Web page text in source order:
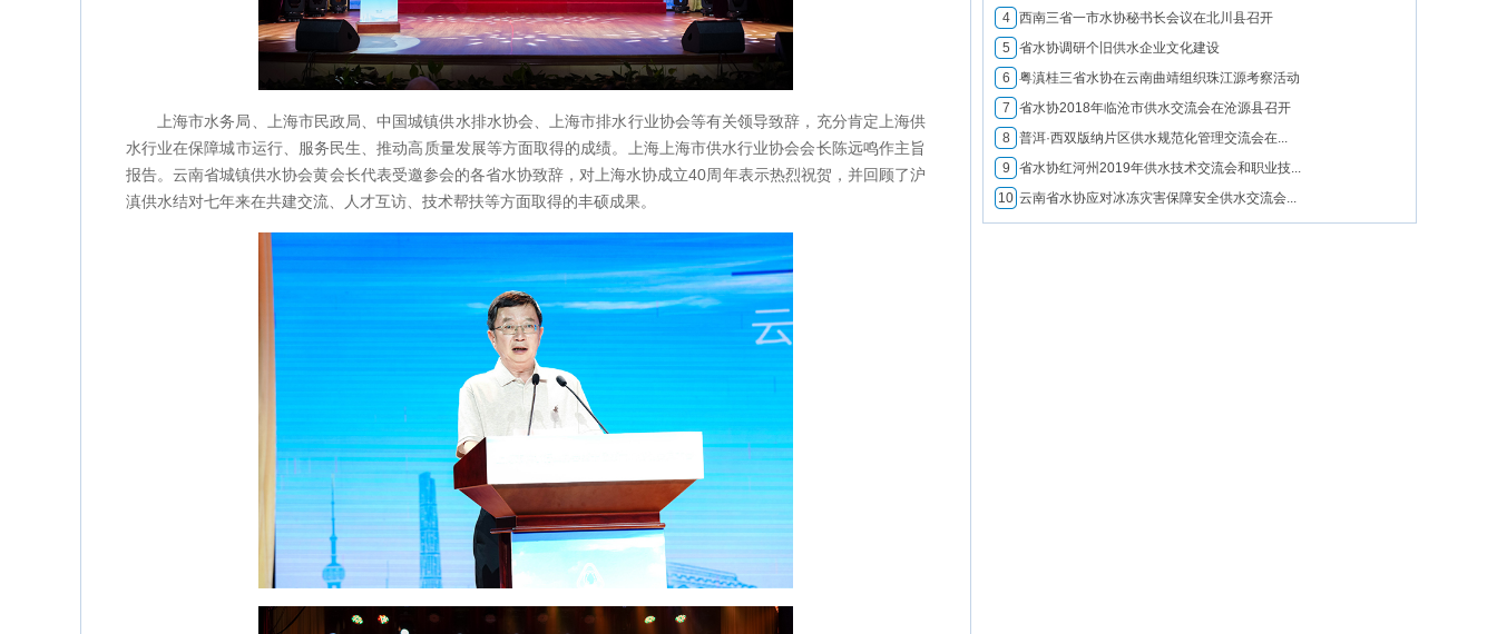
上海市水务局、上海市民政局、中国城镇供水排水协会、上海市排水行业协会等有关领导致辞，充分肯定上海供
水行业在保障城市运行、服务民生、推动高质量发展等方面取得的成绩。上海上海市供水行业协会会长陈远鸣作主旨
报告。云南省城镇供水协会黄会长代表受邀参会的各省水协致辞，对上海水协成立40周年表示热烈祝贺，并回顾了沪
滇供水结对七年来在共建交流、人才互访、技术帮扶等方面取得的丰硕成果。
4
西南三省一市水协秘书长会议在北川县召开
5
省水协调研个旧供水企业文化建设
6
粤滇桂三省水协在云南曲靖组织珠江源考察活动
7
​省水协2018年临沧市供水交流会在沧源县召开
8
普洱·西双版纳片区供水规范化管理交流会在...
9
省水协红河州2019年供水技术交流会和职业技...
10 云南省水协应对冰冻灾害保障安全供水交流会...